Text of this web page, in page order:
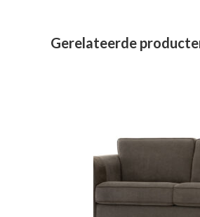
Gerelateerde